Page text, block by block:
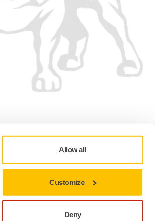
Allow all
Customize
Deny
Mirka Italia - Informativa sul trattamento dei dati personali